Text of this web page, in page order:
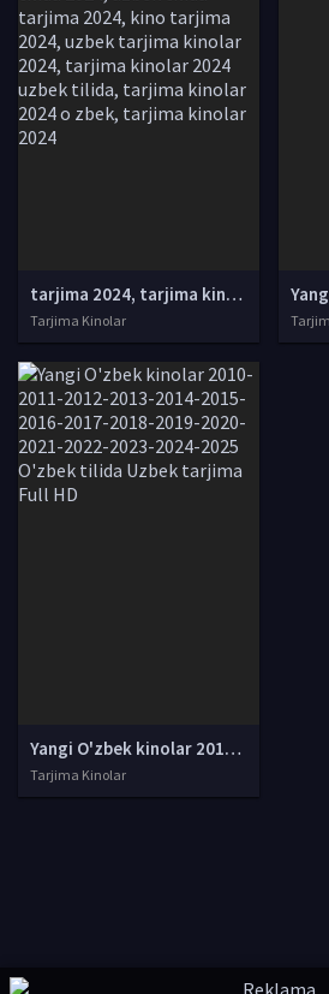
tarjima 2024, tarjima kinolar 2024, uzbek tarjima 2024, tarjima kinolar tilida tilida 2024, uzbek tilida tarjima 2024, kino tarjima 2024, uzbek tarjima kinolar 2024, tarjima kinolar 2024 uzbek tilida, tarjima kinolar 2024 o zbek, tarjima kinolar 2024
Tarjima Kinolar
Yangi O'zbek kinolar 2010-2011-2012-2013-2014-2015-2016-2017-2018-2019-2020-2021-2022-2023-2024-2025 O'zbek tilida Uzbek tarjima Full HD
Tarjima Kinolar